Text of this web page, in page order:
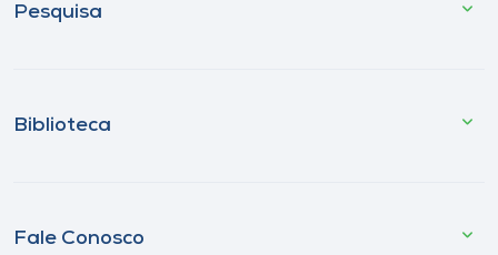
Pesquisa
Biblioteca
Fale Conosco